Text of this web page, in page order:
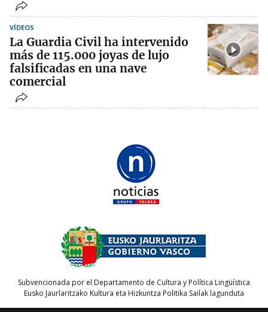
VÍDEOS
La Guardia Civil ha intervenido
más de 115.000 joyas de lujo
falsificadas en una nave
comercial
Subvencionada por el Departamento de Cultura y Política Lingüística
Eusko Jaurlaritzako Kultura eta Hizkuntza Politika Sailak lagunduta